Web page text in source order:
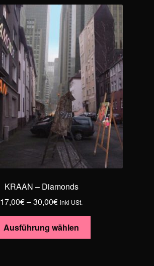
KRAAN – Diamonds
17,00€–30,00€Preisspanne:
17,00€
bis
30,00€
inkl USt.
Ausführung wählen